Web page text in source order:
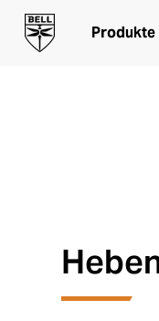
Produkte